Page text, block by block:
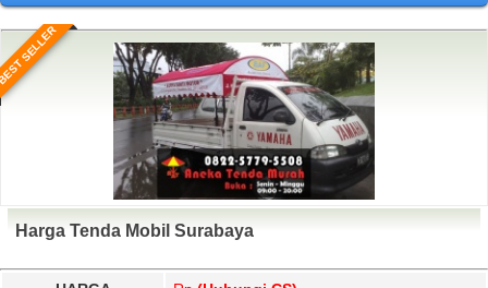
SELLER
Harga Tenda Mobil Surabaya